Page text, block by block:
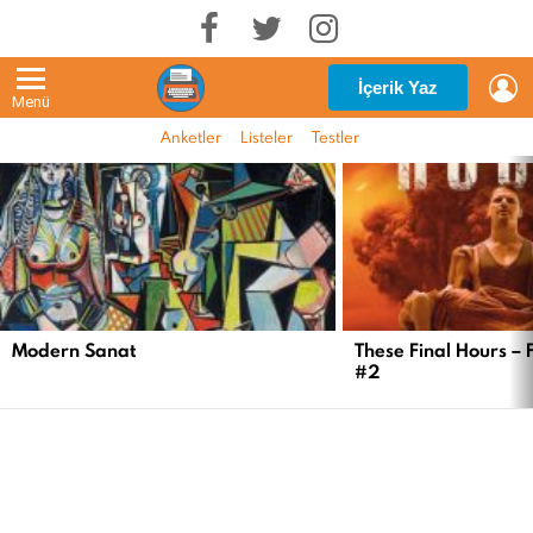
Menü
İçerik Yaz
Anketler Listeler Testler
EN
YENI
İÇERIKLER
Modern Sanat
These Final Hours –
#2